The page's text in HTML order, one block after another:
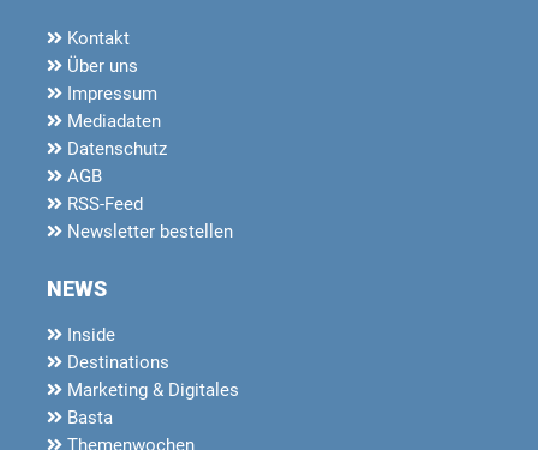
Kontakt
Über uns
Impressum
Mediadaten
Datenschutz
AGB
RSS-Feed
Newsletter bestellen
NEWS
Inside
Destinations
Marketing & Digitales
Basta
Themenwochen